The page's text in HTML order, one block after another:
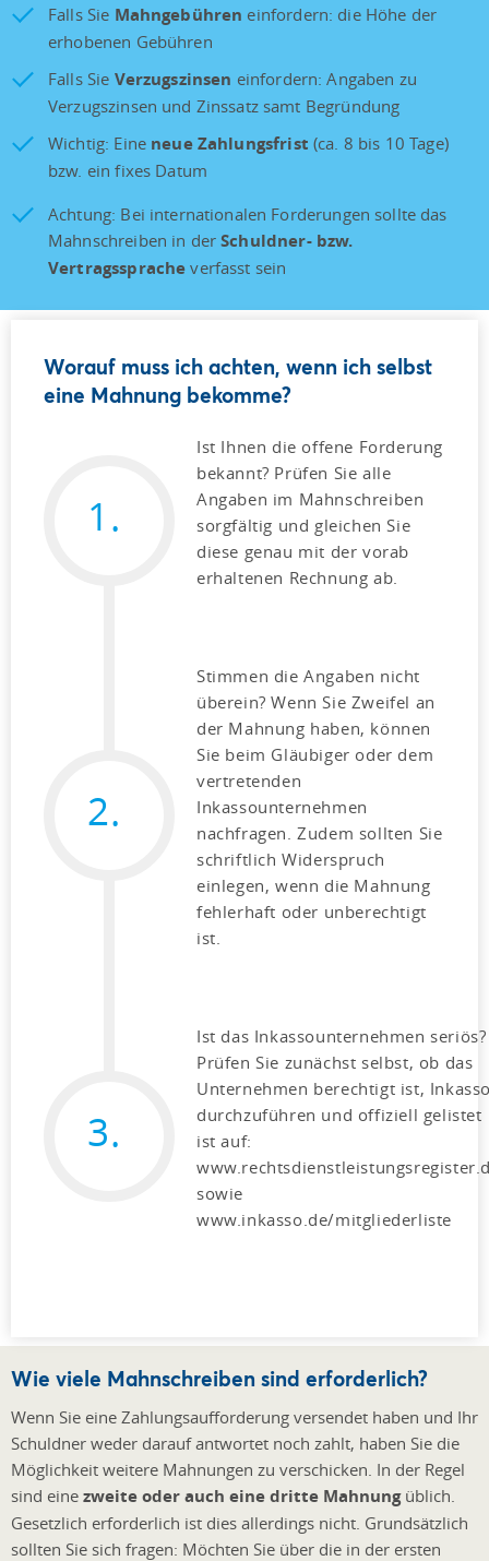
Falls Sie Mahngebühren einfordern: die Höhe der
erhobenen Gebühren
Falls Sie Verzugszinsen einfordern: Angaben zu
Verzugszinsen und Zinssatz samt Begründung
Wichtig: Eine neue Zahlungsfrist (ca. 8 bis 10 Tage)
bzw. ein fixes Datum
Achtung: Bei internationalen Forderungen sollte das
Mahnschreiben in derSchuldner- bzw.
Vertragssprache verfasst sein
Worauf muss ich achten, wenn ich selbst
eine Mahnung bekomme?
1.
Ist Ihnen die offene Forderung
bekannt? Prüfen Sie alle
Angaben im Mahnschreiben
sorgfältig und gleichen Sie
diese genau mit der vorab
erhaltenen Rechnung ab.
2.
Stimmen die Angaben nicht
überein? Wenn Sie Zweifel an
der Mahnung haben, können
Sie beim Gläubiger oder dem
vertretenden
Inkassounternehmen
nachfragen. Zudem sollten Sie
schriftlich Widerspruch
einlegen, wenn die Mahnung
fehlerhaft oder unberechtigt
ist.
3.
Ist das Inkassounternehmen seriös?
Prüfen Sie zunächst selbst, ob das
Unternehmen berechtigt ist,
durchzuführen und offiziell gelistet
ist auf:
sowie
www.inkasso.de/mitgliederliste
Wie viele Mahnschreiben sind erforderlich?
Wenn Sie eine Zahlungsaufforderung versendet haben und Ihr
Schuldner weder darauf antwortet noch zahlt, haben Sie die
Möglichkeit weitere Mahnungen zu verschicken. In der Regel
sind eine zweite oder auch eine dritte Mahnungüblich.
Gesetzlich erforderlich ist dies allerdings nicht. Grundsätzlich
sollten Sie sich fragen: Möchten Sie über die in der ersten